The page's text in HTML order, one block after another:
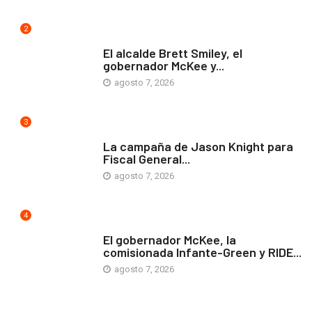
2
El alcalde Brett Smiley, el
gobernador McKee y...
agosto 7, 2026
3
La campaña de Jason Knight para
Fiscal General...
agosto 7, 2026
4
El gobernador McKee, la
comisionada Infante-Green y RIDE...
agosto 7, 2026